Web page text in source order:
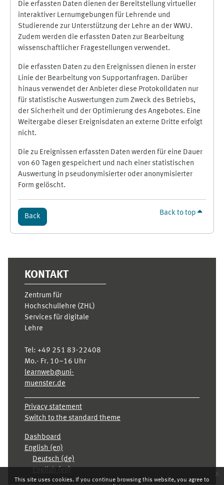
This site uses cookies. If you continue browsing this website, you agree to
x
Die erfassten Daten dienen der Bereitstellung virtueller
interaktiver Lernumgebungen für Lehrende und
Studierende zur Unterstützung der Lehre an der WWU.
Zudem werden die erfassten Daten zur Bearbeitung
wissenschaftlicher Fragestellungen verwendet.
Die erfassten Daten zu den Ereignissen dienen in erster
Linie der Bearbeitung von Supportanfragen. Darüber
hinaus verwendet der Anbieter diese Protokolldaten nur
für statistische Auswertungen zum Zweck des Betriebs,
der Sicherheit und der Optimierung des Angebotes. Eine
Weitergabe dieser Ereignisdaten an externe Dritte erfolgt
nicht.
Die zu Ereignissen erfassten Daten werden für eine Dauer
von 60 Tagen gespeichert und nach einer statistischen
Auswertung in pseudonymisierter oder anonymisierter
Form gelöscht.
Back Back to top
KONTAKT
Zentrum für
Hochschullehre (ZHL)
Services für digitale
Lehre
Tel: +49 251 83-22408
Mo.- Fr. 10–16 Uhr
learnweb@uni-
muenster.de
Privacy statement
Switch to the standard theme
Dashboard
English ‎(en)‎
Deutsch ‎(de)‎